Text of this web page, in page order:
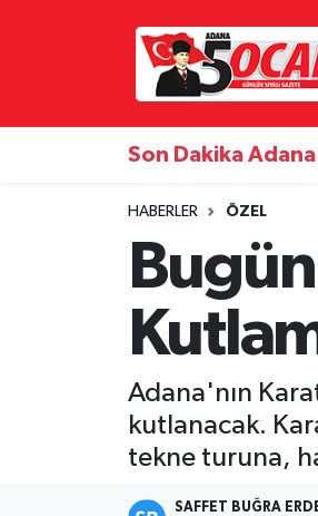
Son Dakika
HABERLER ÖZEL
Adana'nın
kutlanacak.
tekne turuna,
SAFFET BUĞRA
Gündem
Adana Nöbetçi Eczaneler
Adana Hava Durumu
Adana Trafik Yoğunluk
Süper Lig Puan Durumu ve
Son Dakika Haberleri